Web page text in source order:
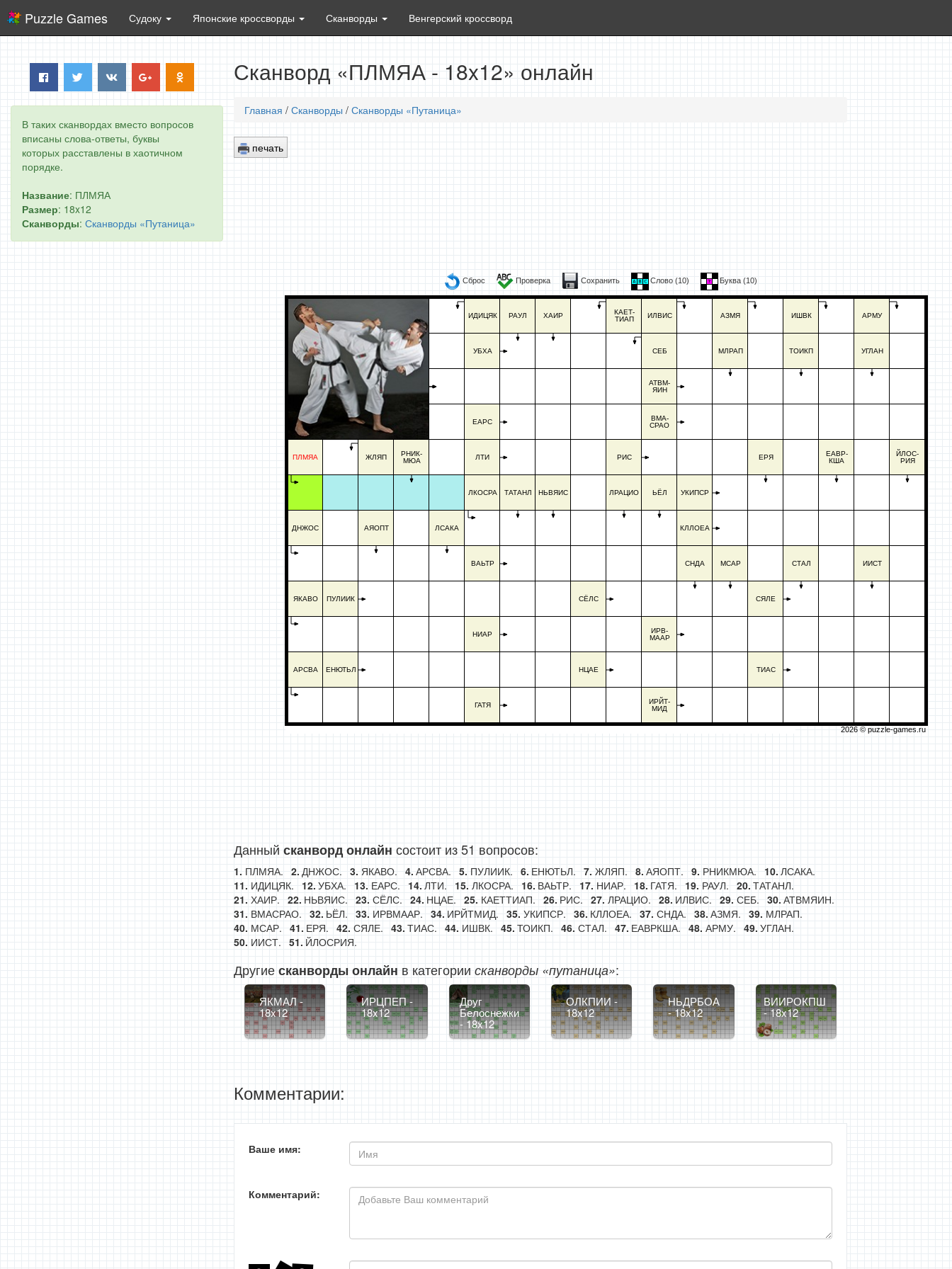
Puzzle Games Судоку Японские кроссворды Сканворды Венгерский кроссворд
В таких сканвордах вместо вопросов
вписаны слова-ответы, буквы
которых расставлены в хаотичном
порядке.
Название: ПЛМЯА
Размер: 18x12
Сканворды: Сканворды «Путаница»
Сканворд «ПЛМЯА - 18x12» онлайн
Главная / Сканворды / Сканворды «Путаница»
печать
Сброс Проверка Сохранить Слово (10) Буква (10)
ПЛМЯА
ДНЖОС
ЯКАВО
АРСВА
ПУЛИИК
ЕНЮТЬЛ
ЖЛЯП
АЯОПТ
РНИК-
МЮА
ЛСАКА
ИДИЦЯК
УБХА
ЕАРС
ЛТИ
ЛКОСРА
ВАЬТР
НИАР
ГАТЯ
РАУЛ
ТАТАНЛ
ХАИР
НЬВЯИС
СЁЛС
НЦАЕ
КАЕТ-
ТИАП
РИС
ЛРАЦИО
ИЛВИС
СЕБ
АТВМ-
ЯИН
ВМА-
СРАО
ЬЁЛ
ИРВ-
МААР
ИРЙТ-
МИД
УКИПСР
КЛЛОЕА
СНДА
АЗМЯ
МЛРАП
МСАР
ЕРЯ
СЯЛЕ
ТИАС
ИШВК
ТОИКП
СТАЛ
ЕАВР-
КША
АРМУ
УГЛАН
ИИСТ
ЙЛОС-
РИЯ
2026 © puzzle-games.ru
Данный сканворд онлайн состоит из 51 вопросов:
ПЛМЯА. ДНЖОС. ЯКАВО. АРСВА. ПУЛИИК. ЕНЮТЬЛ. ЖЛЯП. АЯОПТ. РНИКМЮА.
ЛСАКА.
ИДИЦЯК.
УБХА. ЕАРС. ЛТИ. ЛКОСРА. ВАЬТР. НИАР. ГАТЯ. РАУЛ.
ТАТАНЛ.
ХАИР.
НЬВЯИС. СЁЛС. НЦАЕ. КАЕТТИАП. РИС. ЛРАЦИО. ИЛВИС. СЕБ.
АТВМЯИН.
ВМАСРАО.
ЬЁЛ. ИРВМААР. ИРЙТМИД. УКИПСР. КЛЛОЕА. СНДА. АЗМЯ.
МЛРАП.
МСАР.
ЕРЯ. СЯЛЕ. ТИАС. ИШВК. ТОИКП. СТАЛ. ЕАВРКША. АРМУ.
УГЛАН.
ИИСТ.
ЙЛОСРИЯ.
Другиесканворды онлайн в категории сканворды «путаница»:
ЯКМАЛ -
18x12
ИРЦПЕП -
18x12
Друг
Белоснежки
- 18x12
ОЛКПИИ -
18x12
НЬДРБОА
- 18x12
ВИИРОКПШ
- 18x12
Комментарии:
Ваше имя:
Комментарий: